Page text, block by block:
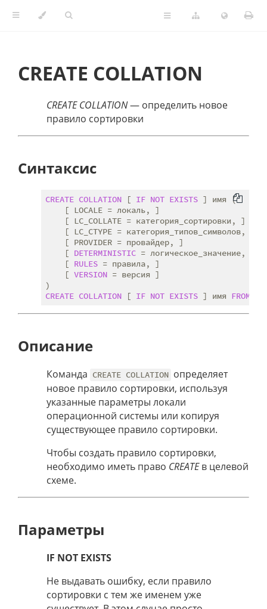
CREATE COLLATION
CREATE COLLATION— определить новое
правило сортировки
Синтаксис
CREATE COLLATION [ IF NOT EXISTS ] имя (
    [ LOCALE = локаль, ]
    [ LC_COLLATE = категория_сортировки, ]
    [ LC_CTYPE = категория_типов_символов, ]
    [ PROVIDER = провайдер, ]
    [
DETERMINISTIC = логическое_значение, ]
    [
RULES = правила, ]
    [
VERSION = версия ]
CREATE COLLATION [ IF NOT EXISTS ] имя FROM
Описание
Команда CREATE COLLATION определяет
новое правило сортировки, используя
указанные параметры локали
операционной системы или копируя
существующее правило сортировки.
Чтобы создать правило сортировки,
необходимо иметь право CREATEв целевой
схеме.
Параметры
IF NOT EXISTS
Не выдавать ошибку, если правило
сортировки с тем же именем уже